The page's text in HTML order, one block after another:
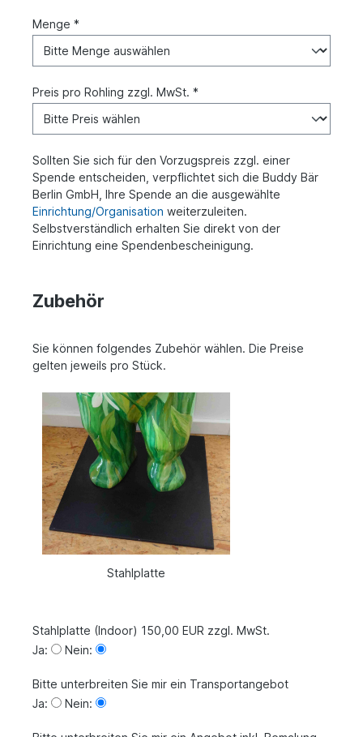
Menge *
Preis pro Rohling zzgl. MwSt. *
Sollten Sie sich für den Vorzugspreis zzgl. einer
Spende entscheiden, verpflichtet sich die Buddy Bär
Berlin GmbH, Ihre Spende an die ausgewählte
Einrichtung/Organisation weiterzuleiten.
Selbstverständlich erhalten Sie direkt von der
Einrichtung eine Spendenbescheinigung.
Zubehör
Sie können folgendes Zubehör wählen. Die Preise
gelten jeweils pro Stück.
Stahlplatte
Stahlplatte (Indoor) 150,00 EUR zzgl. MwSt.
Ja:
Nein:
Bitte unterbreiten Sie mir ein Transportangebot
Ja:
Nein: